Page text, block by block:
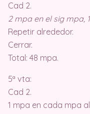
Cad 2.
2 mpa en el sig mpa,
Repetir alrededor.
Cerrar.
Total: 48 mpa.
5ª vta:
Cad 2.
1 mpa en cada mpa